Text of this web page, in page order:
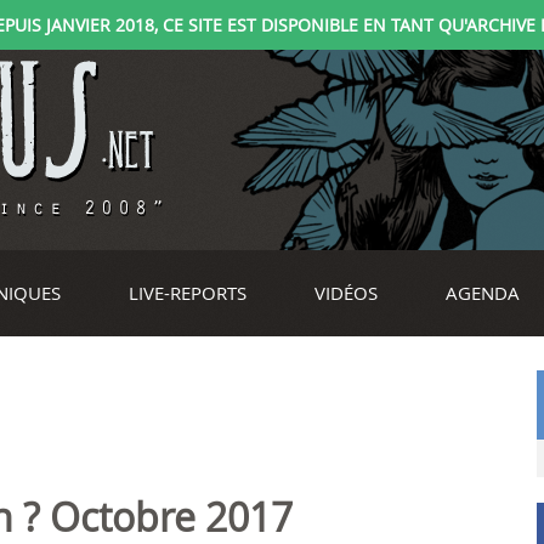
JANVIER 2018, CE SITE EST DISPONIBLE EN TANT
LIVE-REPORTS VIDÉOS AGENDA
? Octobre 2017